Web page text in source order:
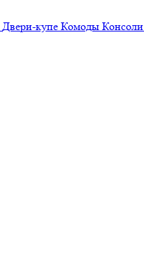
Двери-купе Комоды Консоли